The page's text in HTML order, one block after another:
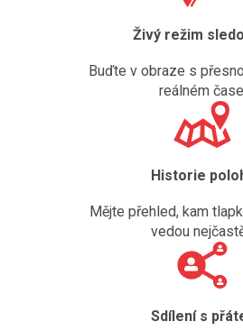
Živý režim
Buďte v obraze s
reálném
Historie
Mějte přehled, kam
vedou
Sdílení s